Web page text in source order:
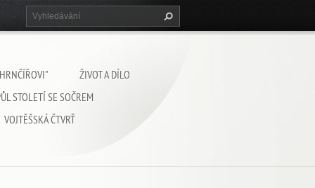
ŽIVOT A DÍLO
STOLETÍ SE SOČREM
VOJTĚŠSKÁ ČTVRŤ